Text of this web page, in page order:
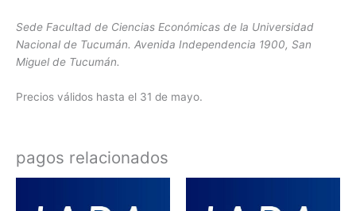
Sede Facultad de Ciencias Económicas de la Universidad
Nacional de Tucumán. Avenida Independencia 1900, San
Miguel de Tucumán.
Precios válidos hasta el 31 de mayo.
pagos relacionados